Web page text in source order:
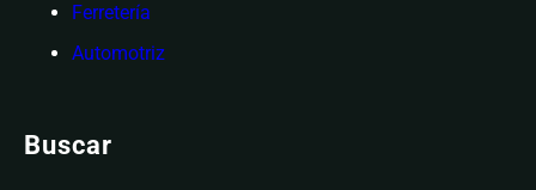
Ferretería
Automotriz
Buscar